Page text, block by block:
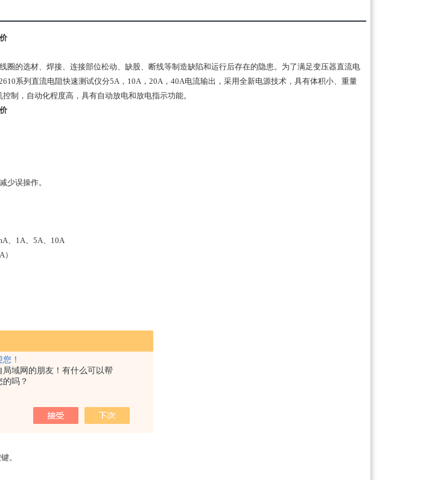
！
局域网的朋友！有什么可以帮
的吗？
圈的选材、焊接、连接部位松动、缺股、断线等制造缺陷和运行后存在的隐患。为了满足变压器直流电
系列直流电阻快速测试仪分5A，10A，20A，40A电流输出，采用全新电源技术，具有体积小、重量
制，自动化程度高，具有自动放电和放电指示功能。
少误操作。
、1A、5A、10A
1A 测量范围：200μΩ-1Ω
2.5A 测量范围：100μΩ-1Ω
10A 5A 测量范围：50μΩ-500mΩ
。